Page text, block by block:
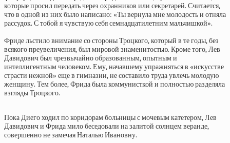
которые просил передать через охранников или секретарей. Считается,
что в одной из них было написано: «Ты вернула мне молодость и отняла
рассудок. С тобой я чувствую себя семнадцатилетним мальчишкой».
Фриде льстило внимание со стороны Троцкого, который в те годы, без
всякого преувеличения, был мировой знаменитостью. Кроме того, Лев
Давидович был чрезвычайно образованным, опытным и
интеллигентным человеком. Ему, начавшему упражняться в «искусстве
страсти нежной» еще в гимназии, не составило труда увлечь молодую
женщину. Тем более, Фрида была коммунисткой и полностью разделяла
взгляды Троцкого.
Пока Диего ходил по коридорам больницы с мочевым катетером, Лев
Давидович и Фрида мило беседовали на залитой солнцем веранде,
совершенно не замечая Наталью Ивановну.